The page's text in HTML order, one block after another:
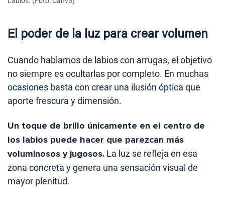
El poder de la luz para crear volumen
Cuando hablamos de labios con arrugas, el objetivo
no siempre es ocultarlas por completo. En muchas
ocasiones basta con crear una ilusión óptica que
aporte frescura y dimensión.
Un toque de brillo únicamente en el centro de
los labios puede hacer que parezcan más
voluminosos y jugosos. La luz se refleja en esa
zona concreta y genera una sensación visual de
mayor plenitud.